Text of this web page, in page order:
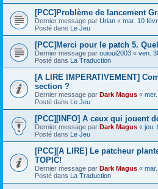
[PCC]Problème de lancement
Dernier message par Urian « mar. 10
Posté dans Le Jeu
[PCC]Merci pour le patch 5.
Dernier message par ouioui2003 « ven.
Posté dans La Traduction
[A LIRE IMPERATIVEMENT]
section ?
Dernier message par Dark Magus «
Posté dans Le Jeu
[PCC][INFO] A ceux qui jouent
Dernier message par Dark Magus « jeu.
Posté dans Le Jeu
[PCC][A LIRE] Le patcheur
TOPIC!
Dernier message par Dark Magus «
Posté dans La Traduction